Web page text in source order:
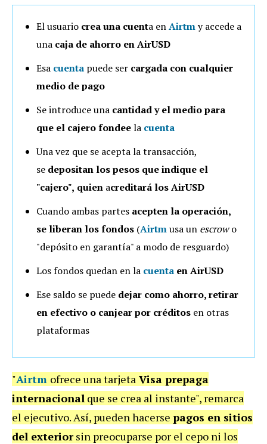
El usuario crea una cuenta enAirtmy accede a
una caja de ahorro en AirUSD
Esa cuenta puede ser cargada con cualquier
medio de pago
Se introduce una cantidad y el medio para
que el cajero fondeela cuenta
Una vez que se acepta la transacción,
se depositan los pesos que indique el
"cajero", quien acreditará los AirUSD
Cuando ambas partes acepten la operación,
se liberan los fondos (Airtmusa un escrowo
"depósito en garantía" a modo de resguardo)
Los fondos quedan en la cuenta en AirUSD
Ese saldo se puede dejar como ahorro, retirar
en efectivo o canjear por créditos en otras
plataformas
"Airtm ofrece una tarjeta Visa prepaga
internacional que se crea al instante", remarca
el ejecutivo. Así, pueden hacerse pagos en sitios
del exteriorsin preocuparse por el cepo ni los